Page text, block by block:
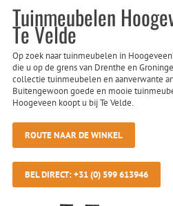
Tuinmeubelen
Te Velde
Op zoek naar tuinmeubelen in
die u op de grens van Drenthe en
collectie tuinmeubelen en aanverwante
Buitengewoon goede en mooie
Hoogeveen koopt u bij Te Velde.
ROUTE NAAR DE WINKEL
BEL DIRECT: +31 (0) 599 613946